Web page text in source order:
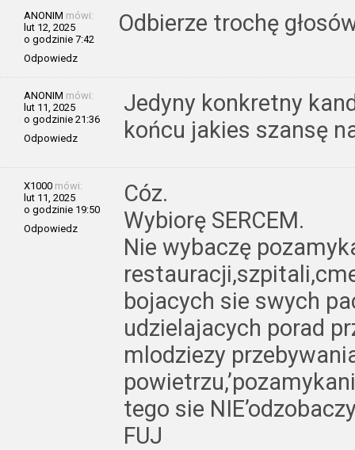
ANONIM mówi:
lut 12, 2025
o godzinie 7:42
Odpowiedz
Odbierze trochę
ANONIM mówi:
lut 11, 2025
o godzinie 21:36
Odpowiedz
Jedyny konkretny
końcu jakies szansę
X1000 mówi:
lut 11, 2025
o godzinie 19:50
Odpowiedz
Cóz.
Wybiorę SERCEM.
Nie wybaczę
bojacych sie swych
udzielajacych porad
mlodziezy
tego sie
FUJ